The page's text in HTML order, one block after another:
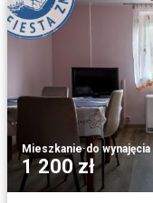
Mieszkanie·do wynajęcia
1 200 zł